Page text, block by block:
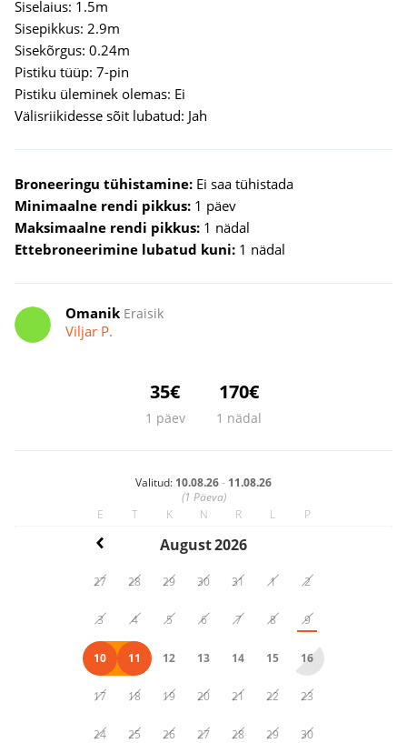
Siselaius: 1.5m
Sisepikkus: 2.9m
Sisekõrgus: 0.24m
Pistiku tüüp: 7-pin
Pistiku üleminek olemas: Ei
Välisriikidesse sõit lubatud: Jah
Broneeringu tühistamine: Ei saa tühistada
Minimaalne rendi pikkus: 1 päev
Maksimaalne rendi pikkus: 1 nädal
Ettebroneerimine lubatud kuni: 1 nädal
Omanik Eraisik
Viljar P.
35€
1 päev
170€
1 nädal
Valitud: 10.08.26- 11.08.26
(1 Päeva)
August2026
E T K N R L P
27 28 29 30 31 1 2
3 4 5 6 7 8 9
10 11 12 13 14 15 16
17 18 19 20 21 22 23
24 25 26 27 28 29 30